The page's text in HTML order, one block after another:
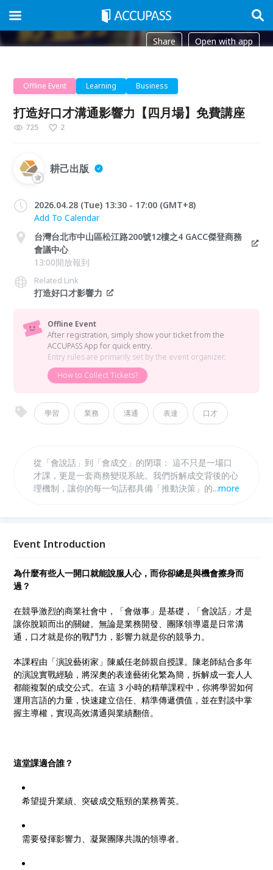
Share Open with app
Offline Event Learning Business
打造好口才溝通影響力【四月場】免費講座
725 2
耕己出版
2026.04.28 (Tue) 13:30 - 17:00 (GMT+8)
Add To Calendar
台灣台北市中山區松江路200號12樓之4 GACC傑登商務
會議中心
13:00開放報到
Related Link
打造好口才影響力
Offline Event
After registration, simply show your ticket from the
ACCUPASS App for quick entry.
Entry rules are primarily set by the event organizer.
How to Collect Tickets?
學習 業務 溝通 表達 口才
從「會說話」到「會成交」的閉環： 這不只是一場口
才課，更是一套商務變現系統。我們拆解成交背後的心
理機制，讓你的每一句話都具備「推動決策」的力量。
圍： 在極短的時間內，完成從「不敢說」到「影響他
...more
Event Introduction
為什麼有些人一開口就能說服人心，而你卻總是與機會擦身而
過？
在競爭激烈的商業社會中，「會做事」是基礎，「會說話」才是
讓你脫穎而出的關鍵。無論是業務開發、團隊領導還是日常溝
通，口才就是你的戰鬥力，影響力就是你的競爭力。
本課程由「演說藝術家」陳威任老師親自授課。陳老師結合多年
的演說實戰經驗，將深奧的表達藝術化繁為簡，拆解成一套人人
都能複製的成交公式。在這 3 小時的精華課程中，你將學習如何
運用言語的力量，快速建立信任、精準傳遞價值，並在對談中掌
握主導權，實現高效溝通與業績翻倍。
這堂課適合誰？
希望提升業績、突破成交瓶頸的業務菁英。
需要發揮影響力、凝聚團隊共識的領導者。